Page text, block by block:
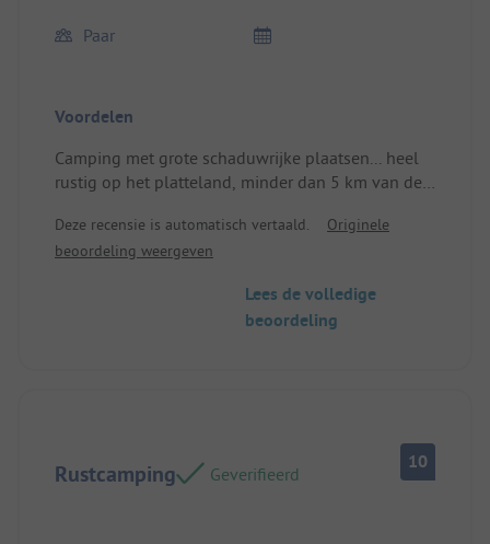
Paar
Voordelen
Camping met grote schaduwrijke plaatsen... heel
rustig op het platteland, minder dan 5 km van de
mensen die willen ontspannen is Kernéjeune
ideaal. Plaats/verhuur: super schaduwrijke plek,
Deze recensie is automatisch vertaald.
Originele
beoordeling weergeven
Lees de volledige
beoordeling
Rustcamping Geverifieerd
10